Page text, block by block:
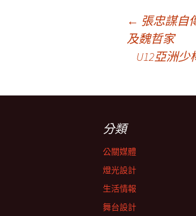
導
← 張忠謀自
及魏哲家
U12亞洲
分類
公關媒體
燈光設計
生活情報
舞台設計